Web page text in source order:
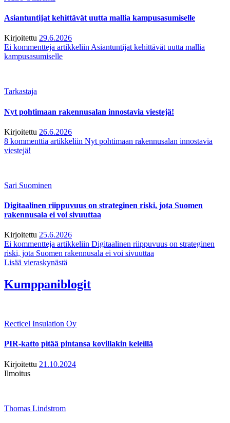
Asiantuntijat kehittävät uutta mallia kampusasumiselle
Kirjoitettu 29.6.2026
Ei kommentteja artikkeliin Asiantuntijat kehittävät uutta mallia
kampusasumiselle
Tarkastaja
Nyt pohtimaan rakennusalan innostavia viestejä!
Kirjoitettu 26.6.2026
8 kommenttia artikkeliin Nyt pohtimaan rakennusalan innostavia
viestejä!
Sari Suominen
Digitaalinen riippuvuus on strateginen riski, jota Suomen
rakennusala ei voi sivuuttaa
Kirjoitettu 25.6.2026
Ei kommentteja artikkeliin Digitaalinen riippuvuus on strateginen
riski, jota Suomen rakennusala ei voi sivuuttaa
Lisää vieraskynästä
Kumppaniblogit
Recticel Insulation Oy
PIR-katto pitää pintansa kovillakin keleillä
Kirjoitettu 21.10.2024
Ilmoitus
Thomas Lindstrom